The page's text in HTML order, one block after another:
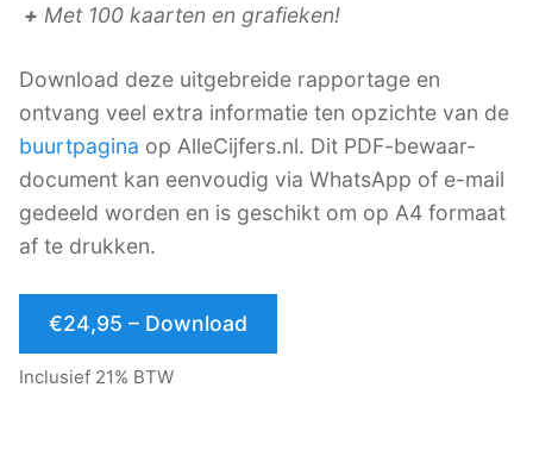
+ Met 100 kaarten en grafieken!
Download deze uitgebreide rapportage en
ontvang veel extra informatie ten opzichte van de
buurtpagina op AlleCijfers.nl. Dit PDF-bewaar-
document kan eenvoudig via WhatsApp of e-mail
gedeeld worden en is geschikt om op A4 formaat
af te drukken.
€24,95 – Download
Inclusief 21% BTW